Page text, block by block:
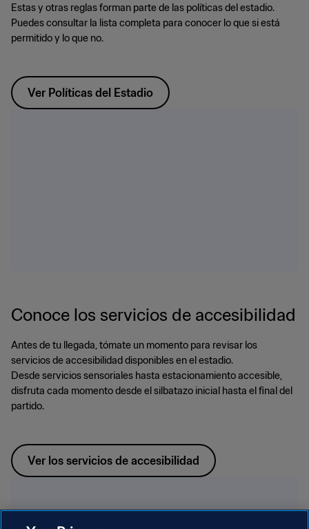
Estas y otras reglas forman parte de las políticas del estadio.
Puedes consultar la lista completa para conocer lo que si está
permitido y lo que no.
Ver Políticas del Estadio
Conoce los servicios de accesibilidad
Antes de tu llegada, tómate un momento para revisar los
servicios de accesibilidad disponibles en el estadio.
Desde servicios sensoriales hasta estacionamiento accesible,
disfruta cada momento desde el silbatazo inicial hasta el final del
partido.
Ver los servicios de accesibilidad